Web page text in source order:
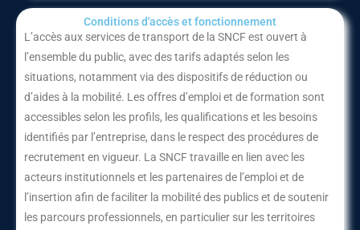
Conditions d'accès et fonctionnement​
L’accès aux services de transport de la SNCF est ouvert à
l’ensemble du public, avec des tarifs adaptés selon les
situations, notamment via des dispositifs de réduction ou
d’aides à la mobilité. Les offres d’emploi et de formation sont
accessibles selon les profils, les qualifications et les besoins
identifiés par l’entreprise, dans le respect des procédures de
recrutement en vigueur. La SNCF travaille en lien avec les
acteurs institutionnels et les partenaires de l’emploi et de
l’insertion afin de faciliter la mobilité des publics et de soutenir
les parcours professionnels, en particulier sur les territoires